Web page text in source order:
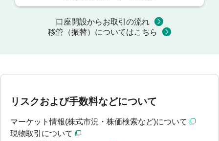
口座開設からお取引の流れ
移管（振替）についてはこちら
リスクおよび手数料などについて
マーケット情報(株式市況・株価検索など)について
現物取引について